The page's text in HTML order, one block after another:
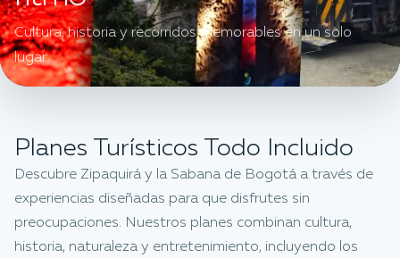
Cultura, historia y recorridos memorables en un solo
lugar.
Planes Turísticos Todo Incluido
Descubre Zipaquirá y la Sabana de Bogotá a través de
experiencias diseñadas para que disfrutes sin
preocupaciones. Nuestros planes combinan cultura,
historia, naturaleza y entretenimiento, incluyendo los